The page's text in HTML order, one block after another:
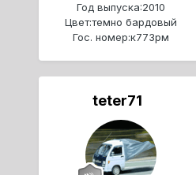
Год выпуска:2010
Цвет:темно бардовый
Гос. номер:к773рм
teter71